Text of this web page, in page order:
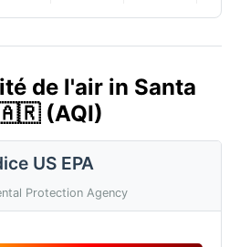
de l'air in Santa
🇦🇷 (AQI)
US EPA
Protection Agency